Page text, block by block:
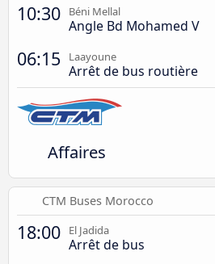
10:30 Béni Mellal
Angle Bd Mohamed V
06:15 Laayoune
Arrêt de bus routière
Affaires
CTM Buses Morocco
18:00 El Jadida
Arrêt de bus